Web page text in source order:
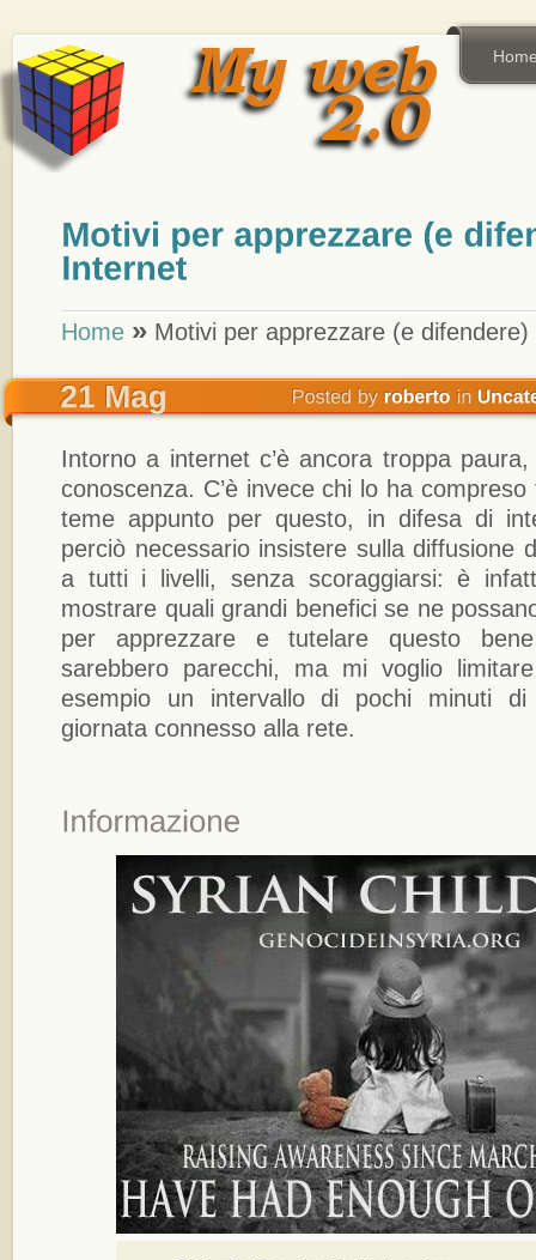
Home » Motivi per apprezzare (e
Intorno a internet c’è ancora troppa
conoscenza. C’è invece chi lo ha
teme appunto per questo, in difesa di
perciò necessario insistere sulla diffusione
a tutti i livelli, senza scoraggiarsi: è
mostrare quali grandi benefici se ne
per apprezzare e tutelare questo
sarebbero parecchi, ma mi voglio
esempio un intervallo di pochi minuti
giornata connesso alla rete.